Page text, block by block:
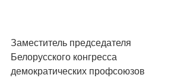
Заместитель председателя
Белорусского конгресса
демократических профсоюзов